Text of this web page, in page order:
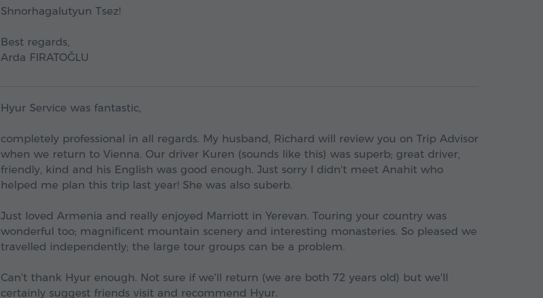
Shnorhagalutyun Tsez!
Best regards,
Arda FIRATOĞLU
Hyur Service was fantastic,
completely professional in all regards. My husband, Richard will review you on Trip Advisor
when we return to Vienna. Our driver Kuren (sounds like this) was superb; great driver,
friendly, kind and his English was good enough. Just sorry I didn't meet Anahit who
helped me plan this trip last year! She was also suberb.
Just loved Armenia and really enjoyed Marriott in Yerevan. Touring your country was
wonderful too; magnificent mountain scenery and interesting monasteries. So pleased we
travelled independently; the large tour groups can be a problem.
Can't thank Hyur enough. Not sure if we'll return (we are both 72 years old) but we'll
certainly suggest friends visit and recommend Hyur.